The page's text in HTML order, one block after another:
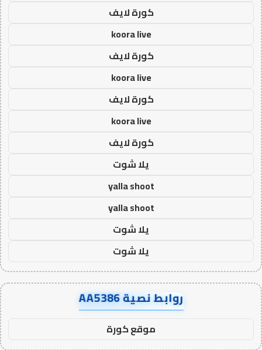
كورة لايف
koora live
كورة لايف
koora live
كورة لايف
koora live
كورة لايف
يلا شوت
yalla shoot
yalla shoot
يلا شوت
يلا شوت
روابط نصية AA5386
موقع كورة